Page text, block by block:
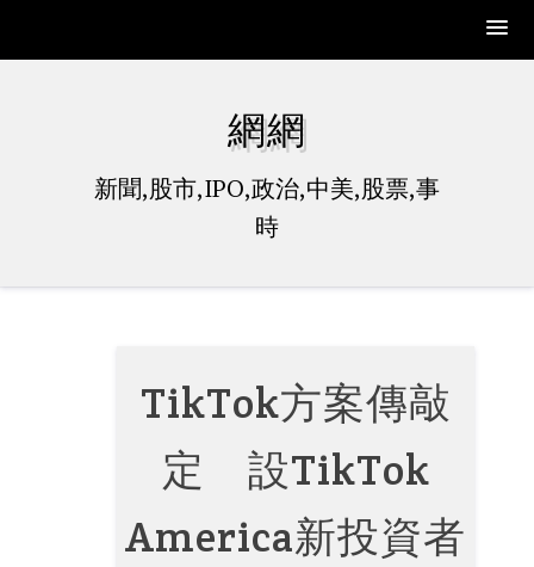
網網
新聞,股市,IPO,政治,中美,股票,事
時
TikTok方案傳敲
定 設TikTok
America新投資者